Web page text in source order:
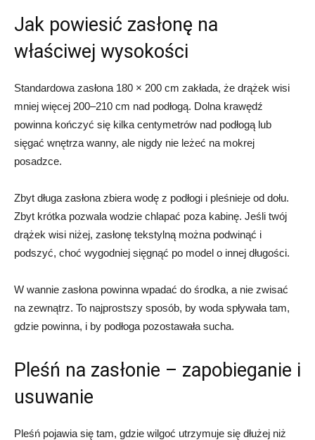
Jak powiesić zasłonę na
właściwej wysokości
Standardowa zasłona 180 × 200 cm zakłada, że drążek wisi
mniej więcej 200–210 cm nad podłogą. Dolna krawędź
powinna kończyć się kilka centymetrów nad podłogą lub
sięgać wnętrza wanny, ale nigdy nie leżeć na mokrej
posadzce.
Zbyt długa zasłona zbiera wodę z podłogi i pleśnieje od dołu.
Zbyt krótka pozwala wodzie chlapać poza kabinę. Jeśli twój
drążek wisi niżej, zasłonę tekstylną można podwinąć i
podszyć, choć wygodniej sięgnąć po model o innej długości.
W wannie zasłona powinna wpadać do środka, a nie zwisać
na zewnątrz. To najprostszy sposób, by woda spływała tam,
gdzie powinna, i by podłoga pozostawała sucha.
Pleśń na zasłonie – zapobieganie i
usuwanie
Pleśń pojawia się tam, gdzie wilgoć utrzymuje się dłużej niż